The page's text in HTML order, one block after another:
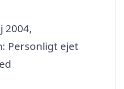
2004,
Personligt ejet